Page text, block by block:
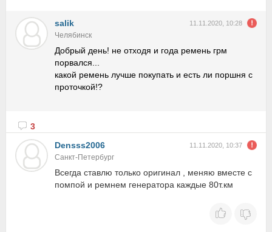
salik 11.11.2020, 10:28
Челябинск
Добрый день! не отходя и года ремень грм
порвался...
какой ремень лучше покупать и есть ли поршня с
проточкой!?
3
Densss2006
11.11.2020, 10:37
Санкт-Петербург
Всегда ставлю только оригинал , меняю вместе с
помпой и ремнем генератора каждые 80т.км